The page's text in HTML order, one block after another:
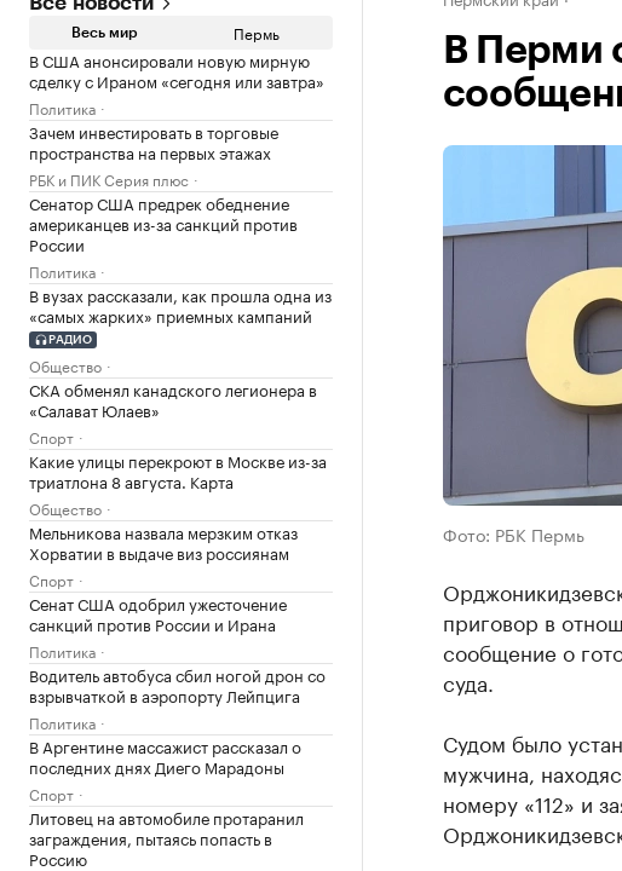
Весь мир Пермь
В США анонсировали новую мирную
сделку с Ираном «сегодня или завтра»
Политика
Зачем инвестировать в торговые
пространства на первых этажах
РБК и ПИК Серия плюс
Сенатор США предрек обеднение
американцев из-за санкций против
России
Политика
В вузах рассказали, как прошла одна из
«самых жарких» приемных кампаний
РАДИО
Общество
СКА обменял канадского легионера в
«Салават Юлаев»
Спорт
Какие улицы перекроют в Москве из-за
триатлона 8 августа. Карта
Общество
Мельникова назвала мерзким отказ
Хорватии в выдаче виз россиянам
Спорт
Сенат США одобрил ужесточение
санкций против России и Ирана
Политика
Водитель автобуса сбил ногой дрон со
взрывчаткой в аэропорту Лейпцига
Политика
В Аргентине массажист рассказал о
последних днях Диего Марадоны
Спорт
Литовец на автомобиле протаранил
заграждения, пытаясь попасть в
Россию
В Перми
Фото: РБК Пермь
приговор в
сообщение о
суда.
Судом было
мужчина,
номеру «112» и